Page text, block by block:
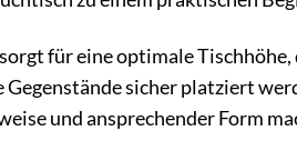
für eine optimale
Gegenstände sicher platziert
und ansprechender Form